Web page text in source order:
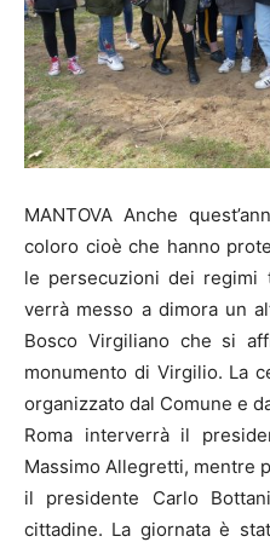
MANTOVA Anche
coloro cioè che hanno
le persecuzioni dei regimi
verrà messo a dimora un
Bosco Virgiliano che si
monumento di Virgilio. La
organizzato dal Comune e
Roma interverrà il
Massimo Allegretti, mentre
il presidente Carlo
cittadine. La giornata è